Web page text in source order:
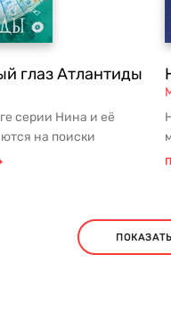
глаз Атлантиды
серии Нина и её
на поиски
— Тайны Воды.